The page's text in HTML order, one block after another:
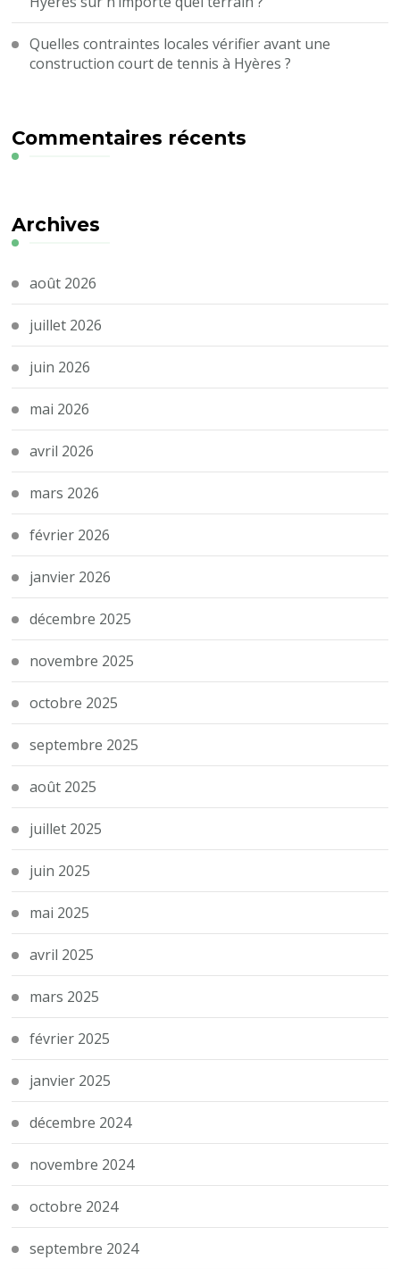
Quelles contraintes locales vérifier avant une
construction court de tennis à Hyères ?
Commentaires récents
Archives
août 2026
juillet 2026
juin 2026
mai 2026
avril 2026
mars 2026
février 2026
janvier 2026
décembre 2025
novembre 2025
octobre 2025
septembre 2025
août 2025
juillet 2025
juin 2025
mai 2025
avril 2025
mars 2025
février 2025
janvier 2025
décembre 2024
novembre 2024
octobre 2024
septembre 2024